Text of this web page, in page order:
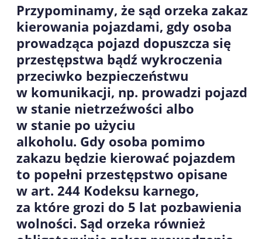
Przypominamy, że sąd orzeka zakaz
kierowania pojazdami, gdy osoba
prowadząca pojazd dopuszcza się
przestępstwa bądź wykroczenia
przeciwko bezpieczeństwu
w komunikacji, np. prowadzi pojazd
w stanie nietrzeźwości albo
w stanie po użyciu
alkoholu. Gdy osoba pomimo
zakazu będzie kierować pojazdem
to popełni przestępstwo opisane
w art. 244 Kodeksu karnego,
za które grozi do 5 lat pozbawienia
wolności. Sąd orzeka również